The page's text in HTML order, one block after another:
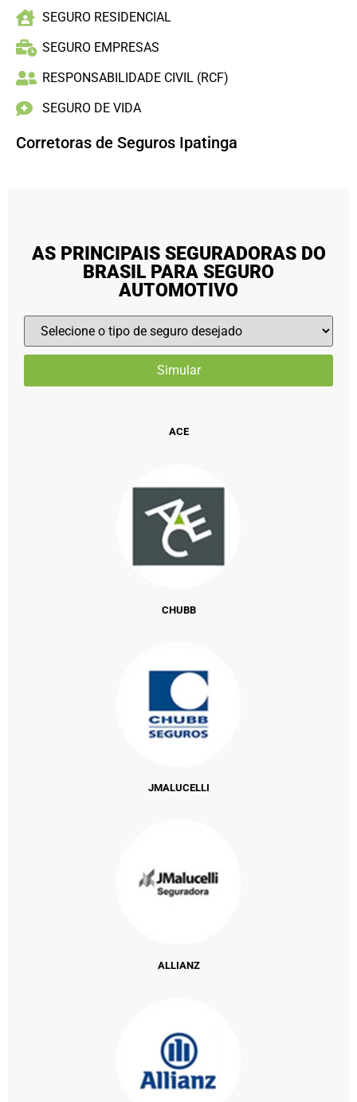
SEGURO RESIDENCIAL
SEGURO EMPRESAS
RESPONSABILIDADE CIVIL (RCF)
SEGURO DE VIDA
Corretoras de Seguros Ipatinga
AS PRINCIPAIS SEGURADORAS DO
BRASIL PARA SEGURO
AUTOMOTIVO
ACE
CHUBB
JMALUCELLI
ALLIANZ